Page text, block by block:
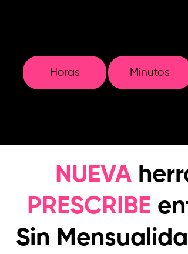
Horas Minutos
NUEVA
PRESCRIBE
Sin